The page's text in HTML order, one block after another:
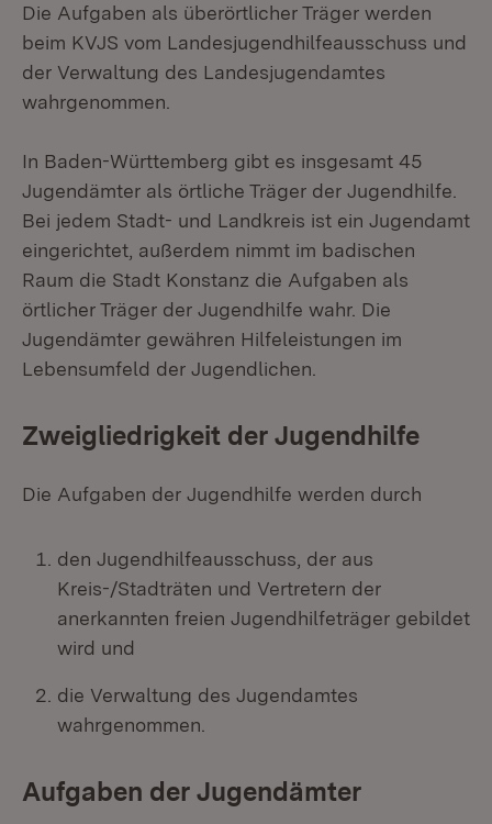
Die Aufgaben als überörtlicher Träger werden
beim KVJS vom Landesjugendhilfeausschuss und
der Verwaltung des Landesjugendamtes
wahrgenommen.
In Baden-Württemberg gibt es insgesamt 45
Jugendämter als örtliche Träger der Jugendhilfe.
Bei jedem Stadt- und Landkreis ist ein Jugendamt
eingerichtet, außerdem nimmt im badischen
Raum die Stadt Konstanz die Aufgaben als
örtlicher Träger der Jugendhilfe wahr. Die
Jugendämter gewähren Hilfeleistungen im
Lebensumfeld der Jugendlichen.
Zweigliedrigkeit der Jugendhilfe
Die Aufgaben der Jugendhilfe werden durch
den Jugendhilfeausschuss, der aus
Kreis-/Stadträten und Vertretern der
anerkannten freien Jugendhilfeträger gebildet
wird und
die Verwaltung des Jugendamtes
wahrgenommen.
Aufgaben der Jugendämter